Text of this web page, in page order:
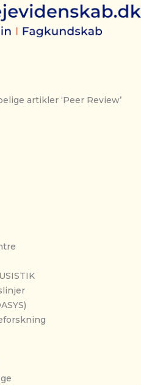
artikler ‘Peer Review’